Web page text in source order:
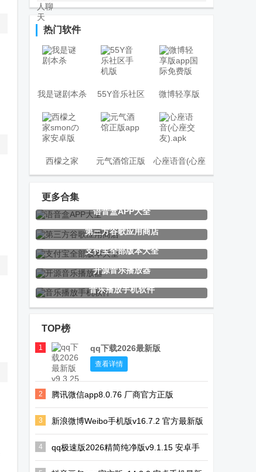
热门软件
我是谜剧本杀
55Y音乐社区
手机版
微博轻享版
app国际免费
版
西檬之家
smonの家安
卓版
元气酒馆正版
app
心座语音(心座
交友).apk
Ginger
腾讯微信app 情侣玩吧app
灵虎影视app
EMBY安卓
绿城集团绿小
服app
玄武TV电视版
pxvr官方主页
下载
手机版
rom完整版
更多合集
语音盒APP大全
第三方谷歌应用商店
支付宝全部版本大全
开源音乐播放器
音乐播放手机软件
TOP榜
1 qq下载2026最新版
查看详情
2 腾讯微信app8.0.76 厂商官方正版
3 新浪微博Weibo手机版v16.7.2 官方最新版
4
qq极速版2026精简纯净版v9.1.15 安卓手
机版